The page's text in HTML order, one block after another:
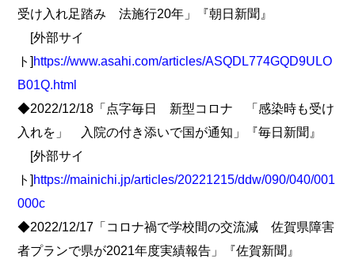
受け入れ足踏み 法施行20年」『朝日新聞』
[外部サイ
ト] https://www.asahi.com/articles/ASQDL774GQD9ULO
B01Q.html
◆2022/12/18「点字毎日 新型コロナ 「感染時も受け
入れを」 入院の付き添いで国が通知」『毎日新聞』
[外部サイ
ト] https://mainichi.jp/articles/20221215/ddw/090/040/001
000c
◆2022/12/17「コロナ禍で学校間の交流減 佐賀県障害
者プランで県が2021年度実績報告」『佐賀新聞』